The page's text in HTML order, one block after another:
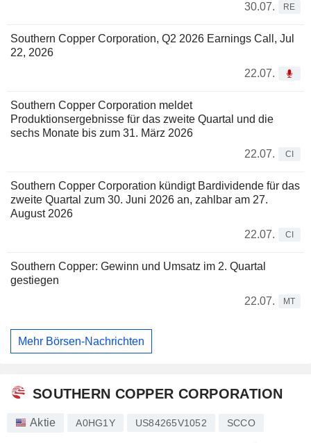
30.07.
RE
Southern Copper Corporation, Q2 2026 Earnings Call, Jul
22, 2026
22.07.
Southern Copper Corporation meldet
Produktionsergebnisse für das zweite Quartal und die
sechs Monate bis zum 31. März 2026
22.07.
CI
Southern Copper Corporation kündigt Bardividende für das
zweite Quartal zum 30. Juni 2026 an, zahlbar am 27.
August 2026
22.07.
CI
Southern Copper: Gewinn und Umsatz im 2. Quartal
gestiegen
22.07.
MT
Mehr Börsen-Nachrichten
SOUTHERN COPPER CORPORATION
Aktie A0HG1Y US84265V1052 SCCO